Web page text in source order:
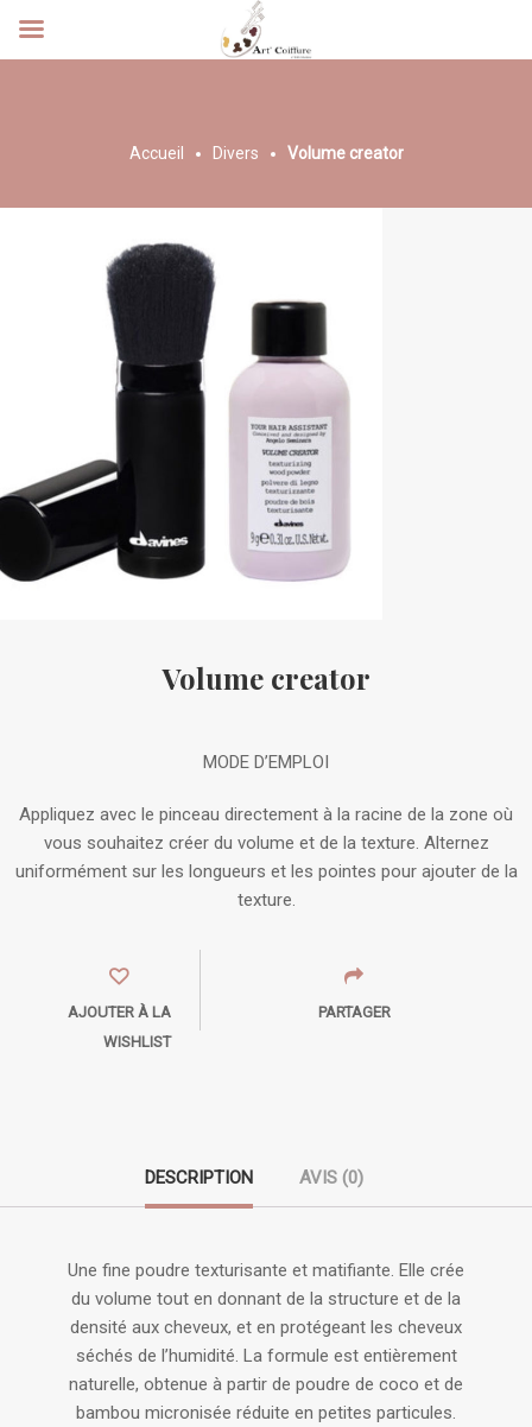
Accueil Divers Volume creator
Volume creator
MODE D’EMPLOI
Appliquez avec le pinceau directement à la racine de la zone où
vous souhaitez créer du volume et de la texture. Alternez
uniformément sur les longueurs et les pointes pour ajouter de la
texture.
AJOUTER À LA
WISHLIST
PARTAGER
DESCRIPTION AVIS (0)
Une fine poudre texturisante et matifiante. Elle crée
du volume tout en donnant de la structure et de la
densité aux cheveux, et en protégeant les cheveux
séchés de l’humidité. La formule est entièrement
naturelle, obtenue à partir de poudre de coco et de
bambou micronisée réduite en petites particules.